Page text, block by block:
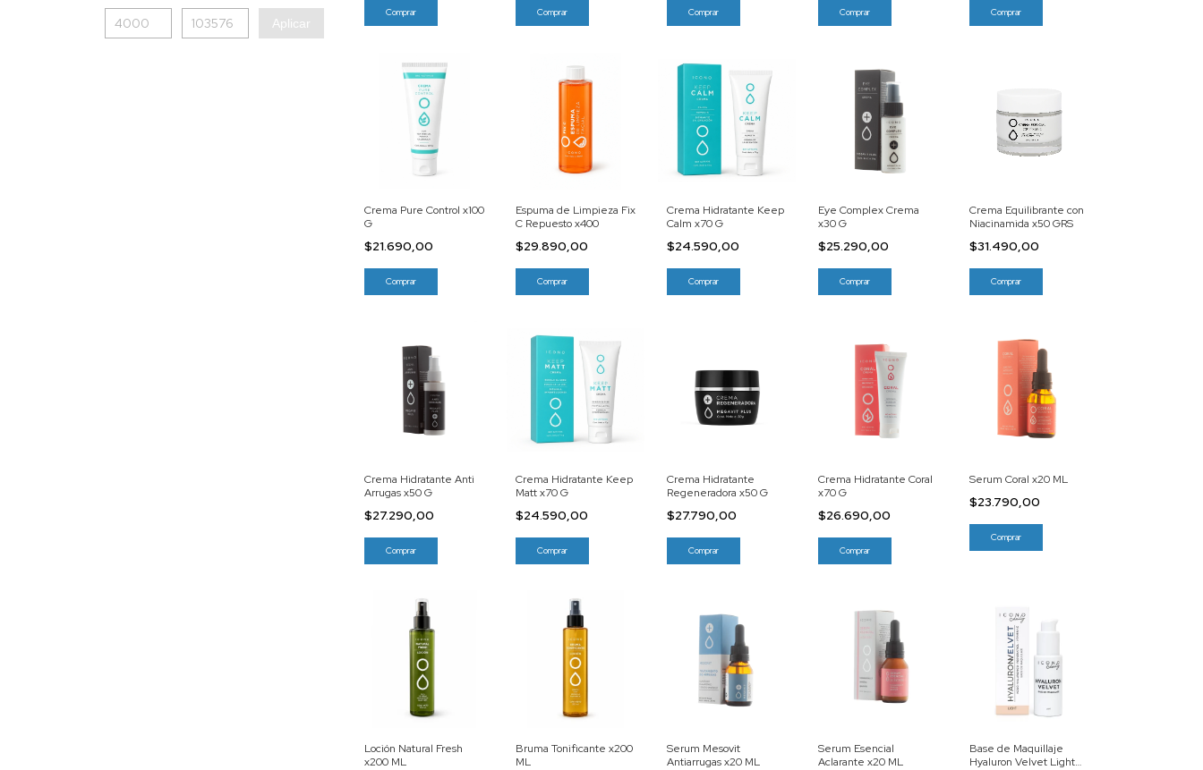
Aplicar
Crema Pure Control x100
G
$21.690,00
Espuma de Limpieza Fix
C Repuesto x400
$29.890,00
Crema Hidratante Keep
Calm x70 G
$24.590,00
Eye Complex Crema
x30 G
$25.290,00
Crema Equilibrante con
Niacinamida x50 GRS
$31.490,00
Crema Hidratante Anti
Arrugas x50 G
$27.290,00
Crema Hidratante Keep
Matt x70 G
$24.590,00
Crema Hidratante
Regeneradora x50 G
$27.790,00
Crema Hidratante Coral
x70 G
$26.690,00
Serum Coral x20 ML
$23.790,00
Loción Natural Fresh
x200 ML
Bruma Tonificante x200
ML
Serum Mesovit
Antiarrugas x20 ML
Serum Esencial
Aclarante x20 ML
Base de Maquillaje
Hyaluron Velvet Light